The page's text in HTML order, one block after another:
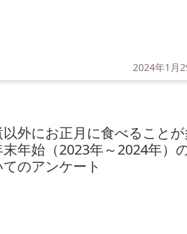
2024年1月
外にお正月に食べることが
年始（2023年～2024年）
のアンケート